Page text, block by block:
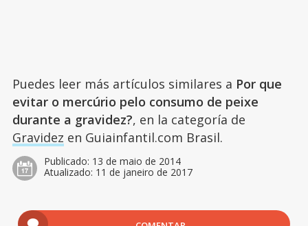
Puedes leer más artículos similares a Por que
evitar o mercúrio pelo consumo de peixe
durante a gravidez?, en la categoría de
Gravidez en Guiainfantil.com Brasil.
Publicado: 13 de maio de 2014
Atualizado: 11 de janeiro de 2017